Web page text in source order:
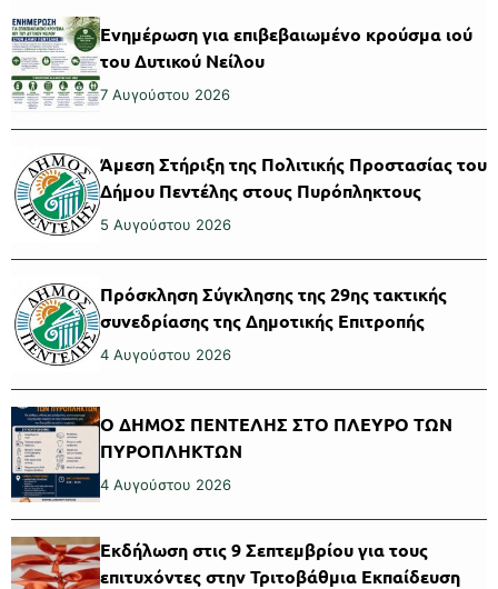
Ενημέρωση για επιβεβαιωμένο κρούσμα ιού
του Δυτικού Νείλου
7 Αυγούστου 2026
Άμεση Στήριξη της Πολιτικής Προστασίας του
Δήμου Πεντέλης στους Πυρόπληκτους
5 Αυγούστου 2026
Πρόσκληση Σύγκλησης της 29ης τακτικής
συνεδρίασης της Δημοτικής Επιτροπής
4 Αυγούστου 2026
Ο ΔΗΜΟΣ ΠΕΝΤΕΛΗΣ ΣΤΟ ΠΛΕΥΡΟ ΤΩΝ
ΠΥΡΟΠΛΗΚΤΩΝ
4 Αυγούστου 2026
Εκδήλωση στις 9 Σεπτεμβρίου για τους
επιτυχόντες στην Τριτοβάθμια Εκπαίδευση